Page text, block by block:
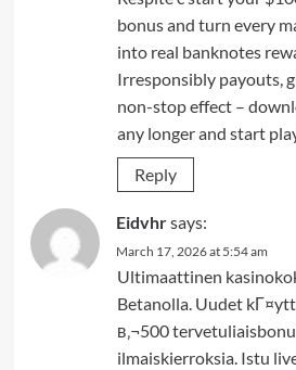
bonus and turn every
into real banknotes
Irresponsibly payouts,
non-stop effect –
any longer and start
Reply
Eidvhrsays:
March 17, 2026 at 5:54 am
Ultimaattinen
Betanolla. Uudet
в‚¬500
ilmaiskierroksia. Istu